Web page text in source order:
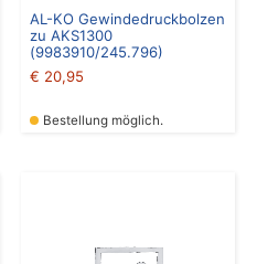
AL-KO Gewindedruckbolzen
zu AKS1300
(9983910/245.796)
€ 20,95
Bestellung möglich.